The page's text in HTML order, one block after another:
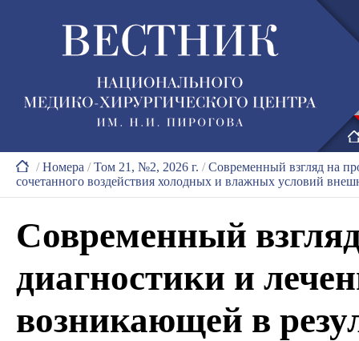
/Номера /Том 21, №2, 2026 г. /Современный взгляд на
сочетанного воздействия холодных и влажных условий
Современный
диагностики и
возникающей в